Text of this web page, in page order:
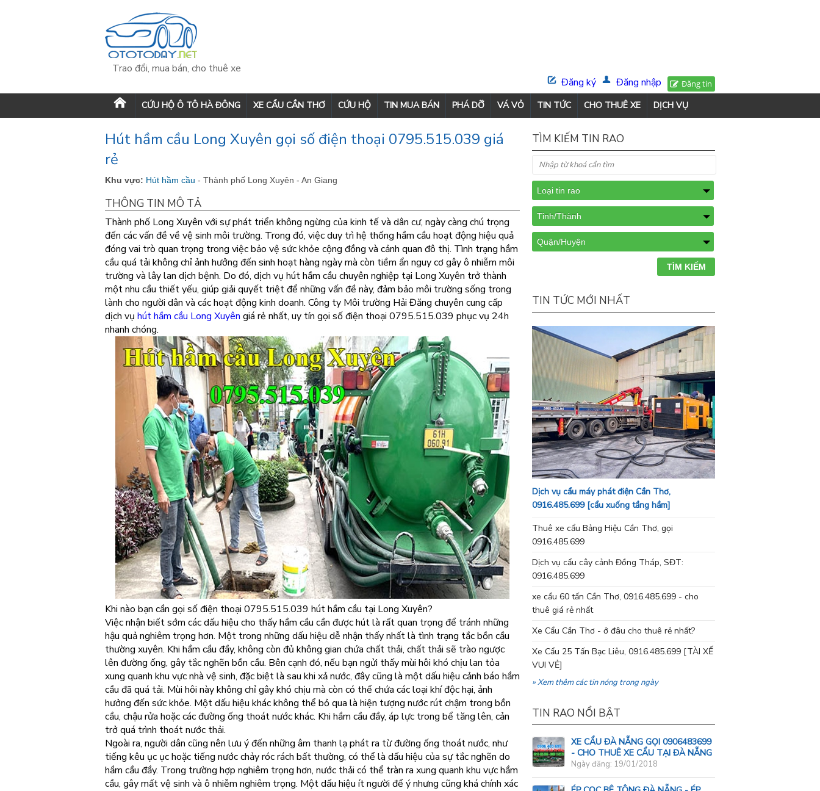
Trao đổi, mua bán, cho thuê xe
Đăng tin
Đăng nhập
Đăng ký
CỨU HỘ Ô TÔ HÀ ĐÔNG XE CẨU CẦN THƠ CỨU HỘ TIN MUA BÁN PHÁ DỠ VÁ VỎ TIN TỨC CHO THUÊ XE DỊCH VỤ
Hút hầm cầu Long Xuyên gọi số điện thoại 0795.515.039 giá
rẻ
Khu vực: Hút hầm cầu - Thành phố Long Xuyên - An Giang
THÔNG TIN MÔ TẢ
Thành phố Long Xuyên với sự phát triển không ngừng của kinh tế và dân cư, ngày càng chú trọng
đến các vấn đề về vệ sinh môi trường. Trong đó, việc duy trì hệ thống hầm cầu hoạt động hiệu quả
đóng vai trò quan trọng trong việc bảo vệ sức khỏe cộng đồng và cảnh quan đô thị. Tình trạng hầm
cầu quá tải không chỉ ảnh hưởng đến sinh hoạt hàng ngày mà còn tiềm ẩn nguy cơ gây ô nhiễm môi
trường và lây lan dịch bệnh. Do đó, dịch vụ hút hầm cầu chuyên nghiệp tại Long Xuyên trở thành
một nhu cầu thiết yếu, giúp giải quyết triệt để những vấn đề này, đảm bảo môi trường sống trong
lành cho người dân và các hoạt động kinh doanh. Công ty Môi trường Hải Đăng chuyên cung cấp
dịch vụ hút hầm cầu Long Xuyên giá rẻ nhất, uy tín gọi số điện thoại 0795.515.039 phục vụ 24h
nhanh chóng.
Khi nào bạn cần gọi số điện thoại 0795.515.039 hút hầm cầu tại Long Xuyên?
Việc nhận biết sớm các dấu hiệu cho thấy hầm cầu cần được hút là rất quan trọng để tránh những
hậu quả nghiêm trọng hơn. Một trong những dấu hiệu dễ nhận thấy nhất là tình trạng tắc bồn cầu
thường xuyên. Khi hầm cầu đầy, không còn đủ không gian chứa chất thải, chất thải sẽ trào ngược
lên đường ống, gây tắc nghẽn bồn cầu. Bên cạnh đó, nếu bạn ngửi thấy mùi hôi khó chịu lan tỏa
xung quanh khu vực nhà vệ sinh, đặc biệt là sau khi xả nước, đây cũng là một dấu hiệu cảnh báo hầm
cầu đã quá tải. Mùi hôi này không chỉ gây khó chịu mà còn có thể chứa các loại khí độc hại, ảnh
hưởng đến sức khỏe. Một dấu hiệu khác không thể bỏ qua là hiện tượng nước rút chậm trong bồn
cầu, chậu rửa hoặc các đường ống thoát nước khác. Khi hầm cầu đầy, áp lực trong bể tăng lên, cản
trở quá trình thoát nước thải.
Ngoài ra, người dân cũng nên lưu ý đến những âm thanh lạ phát ra từ đường ống thoát nước, như
tiếng kêu ục ục hoặc tiếng nước chảy róc rách bất thường, có thể là dấu hiệu của sự tắc nghẽn do
hầm cầu đầy. Trong trường hợp nghiêm trọng hơn, nước thải có thể tràn ra xung quanh khu vực hầm
cầu, gây mất vệ sinh và ô nhiễm nghiêm trọng. Một dấu hiệu ít người để ý nhưng cũng khá chính xác
TÌM KIẾM TIN RAO
TIN TỨC MỚI NHẤT
Dịch vụ cẩu máy phát điện Cần Thơ,
0916.485.699 [cẩu xuống tầng hầm]
Thuê xe cẩu Bảng Hiệu Cần Thơ, gọi
0916.485.699
Dịch vụ cẩu cây cảnh Đồng Tháp, SĐT:
0916.485.699
xe cẩu 60 tấn Cần Thơ, 0916.485.699 - cho
thuê giá rẻ nhất
Xe Cẩu Cần Thơ - ở đâu cho thuê rẻ nhất?
Xe Cẩu 25 Tấn Bạc Liêu, 0916.485.699 [TÀI XẾ
VUI VẺ]
» Xem thêm các tin nóng trong ngày
TIN RAO NỔI BẬT
XE CẨU ĐÀ NẴNG GỌI 0906483699
- CHO THUÊ XE CẨU TẠI ĐÀ NẴNG
Ngày đăng: 19/01/2018